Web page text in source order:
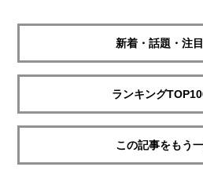
新着・話題・注
ランキング
この記事をもう